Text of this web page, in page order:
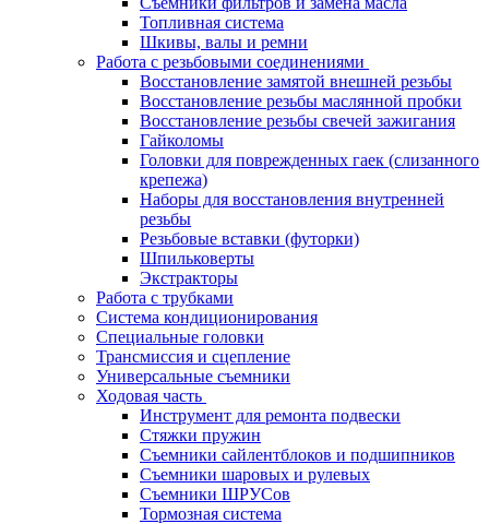
Топливная система
Шкивы, валы и ремни
Работа с резьбовыми соединениями
Восстановление замятой внешней резьбы
Восстановление резьбы маслянной пробки
Восстановление резьбы свечей зажигания
Гайколомы
Головки для поврежденных гаек (слизанного
крепежа)
Наборы для восстановления внутренней
резьбы
Резьбовые вставки (футорки)
Шпильковерты
Экстракторы
Работа с трубками
Система кондиционирования
Специальные головки
Трансмиссия и сцепление
Универсальные съемники
Ходовая часть
Инструмент для ремонта подвески
Стяжки пружин
Съемники сайлентблоков и подшипников
Съемники шаровых и рулевых
Съемники ШРУСов
Тормозная система